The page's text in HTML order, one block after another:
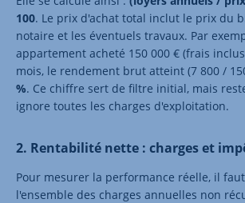
100. Le prix d'achat total inclut le prix du
notaire et les éventuels travaux. Par
appartement acheté 150 000 € (frais
mois, le rendement brut atteint (7 800 /
%. Ce chiffre sert de filtre initial, mais
ignore toutes les charges d'exploitation.
2. Rentabilité nette : charges et
Pour mesurer la performance réelle, il
l'ensemble des charges annuelles non